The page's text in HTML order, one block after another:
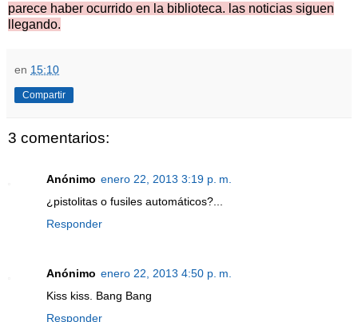
parece haber ocurrido en la biblioteca. las noticias siguen
llegando.
en 15:10
Compartir
3 comentarios:
Anónimo enero 22, 2013 3:19 p. m.
¿pistolitas o fusiles automáticos?...
Responder
Anónimo enero 22, 2013 4:50 p. m.
Kiss kiss. Bang Bang
Responder